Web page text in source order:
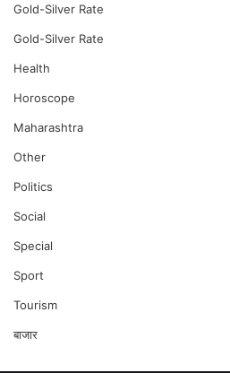
Gold-Silver Rate
Gold-Silver Rate
Health
Horoscope
Maharashtra
Other
Politics
Social
Special
Sport
Tourism
बाजार